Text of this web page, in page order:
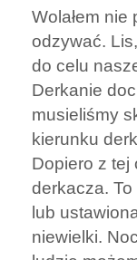
Wolałem nie
odzywać.
do celu
Derkanie
musieliśmy
kierunku
Dopiero z tej
derkacza.
lub
niewielki.